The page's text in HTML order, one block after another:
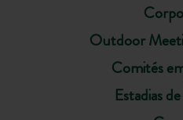
Outdoor
Comités
Estadias